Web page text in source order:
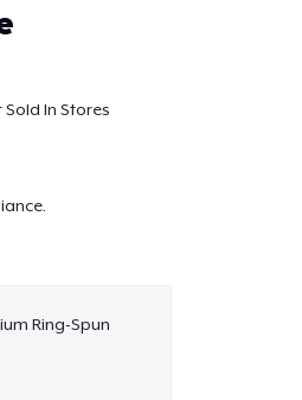
In Stores
Ring-Spun